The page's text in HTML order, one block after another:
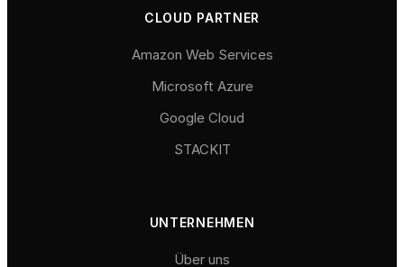
CLOUD PARTNER
Amazon Web Services
Microsoft Azure
Google Cloud
STACKIT
UNTERNEHMEN
Über uns